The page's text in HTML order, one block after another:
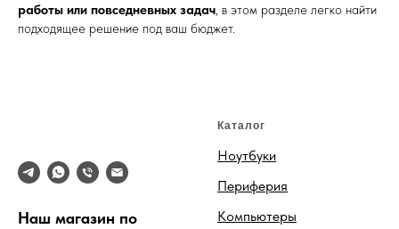
работы или повседневных задач, в этом разделе легко найти
подходящее решение под ваш бюджет.
Наш магазин по
Каталог
Ноутбуки
Периферия
Компьютеры